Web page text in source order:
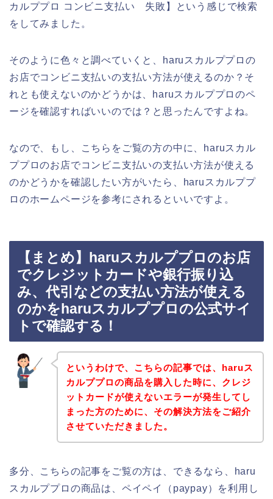
カルププロ コンビニ支払い 失敗】という感じで検索
をしてみました。
そのように色々と調べていくと、haruスカルププロの
お店でコンビニ支払いの支払い方法が使えるのか？そ
れとも使えないのかどうかは、haruスカルププロのペ
ージを確認すればいいのでは？と思ったんですよね。
なので、もし、こちらをご覧の方の中に、haruスカル
ププロのお店でコンビニ支払いの支払い方法が使える
のかどうかを確認したい方がいたら、haruスカルププ
ロのホームページを参考にされるといいですよ。
【まとめ】haruスカルププロのお店
でクレジットカードや銀行振り込
み、代引などの支払い方法が使える
のかをharuスカルププロの公式サイ
トで確認する！
というわけで、こちらの記事では、haruス
カルププロの商品を購入した時に、クレジ
ットカードが使えないエラーが発生してし
まった方のために、その解決方法をご紹介
させていただきました。
多分、こちらの記事をご覧の方は、できるなら、haru
スカルププロの商品は、ペイペイ（paypay）を利用し